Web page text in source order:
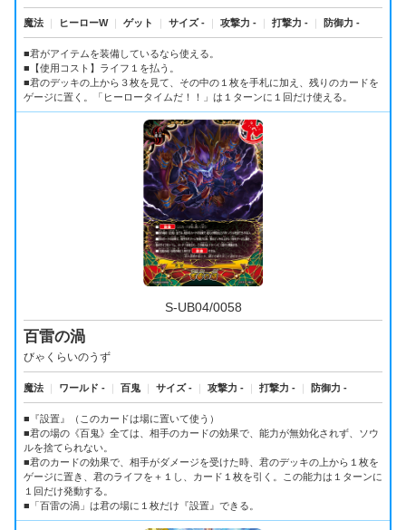
魔法 ｜ ヒーローW ｜ ゲット ｜ サイズ - ｜ 攻撃力 - ｜ 打撃力 - ｜ 防御力 -
■君がアイテムを装備しているなら使える。
■【使用コスト】ライフ１を払う。
■君のデッキの上から３枚を見て、その中の１枚を手札に加え、残りのカードを
ゲージに置く。「ヒーロータイムだ！！」は１ターンに１回だけ使える。
S-UB04/0058
百雷の渦
びゃくらいのうず
魔法 ｜ ワールド - ｜ 百鬼 ｜ サイズ - ｜ 攻撃力 - ｜ 打撃力 - ｜ 防御力 -
■『設置』（このカードは場に置いて使う）
■君の場の《百鬼》全ては、相手のカードの効果で、能力が無効化されず、ソウ
ルを捨てられない。
■君のカードの効果で、相手がダメージを受けた時、君のデッキの上から１枚を
ゲージに置き、君のライフを＋１し、カード１枚を引く。この能力は１ターンに
１回だけ発動する。
■「百雷の渦」は君の場に１枚だけ『設置』できる。